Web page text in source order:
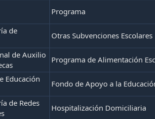
Programa
de
Otras Subvenciones Escolares
de Auxilio Programa de Alimentación
Educación
Fondo de Apoyo a la
de Redes
Hospitalización Domiciliaria